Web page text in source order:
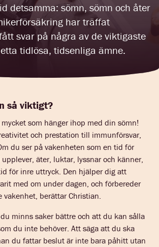
detsamma: sömn, sömn och åter
har träffat
svar på några av de viktigaste
tidlösa, tidsenliga ämne.
så viktigt?
som hänger ihop med din sömn!
och prestation till immunförsvar,
du ser på vakenheten som en tid för
äter, luktar, lyssnar och känner,
för inre uttryck. Den hjälper dig att
med om under dagen, och förbereder
vakenhet, berättar Christian.
minns saker bättre och att du kan sålla
du inte behöver. Att säga att du ska
du fattar beslut är inte bara påhitt utan